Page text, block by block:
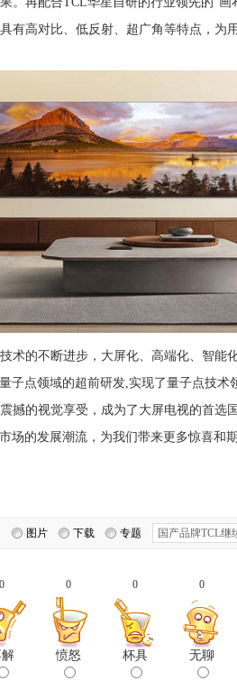
有高对比、低反射、超广角等特点，为
的不断进步，大屏化、高端化、智能
子点领域的超前研发,实现了量子点技术
撼的视觉享受，成为了大屏电视的首选
场的发展潮流，为我们带来更多惊喜和
图片 下载 专题
0 0
愤怒
0
杯具
0
无聊